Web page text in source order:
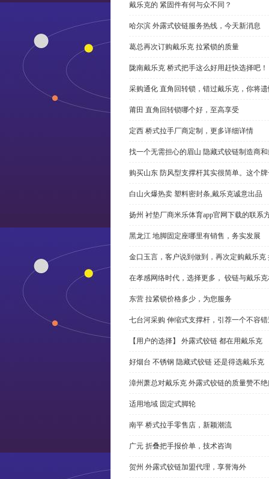
戴乐克的 紧固件有何与众不同？
哈尔滨 外露式铰链服务热线，今天新消息
葛总再次订购戴乐克 拉紧锁的质量
陇南戴乐克 桥式把手这么好用赶快选择吧！
采购通化 直角回转锁，错过戴乐克，你将
莆田 直角回转锁哪个好，至高享受
定西 桥式拉手厂商定制，更多详细详情
找一个无需担心的眉山 隐藏式铰链制造商
购买山东 防风型支撑杆其实很简单。这个
白山火爆热卖 塑料密封条,戴乐克诚意出品
扬州 衬垫厂商米乐体育app官网下载的联系
黑龙江 地脚固定座哪里有销售，务实发展
金口玉言，客户说到做到，再次定购戴乐克
在孝感网络时代，选择更多， 铰链与戴乐
东营 拉紧锁价格多少，为您服务
七台河采购 伸缩式支撑杆，引荐一个不容
【用户的选择】 外露式铰链 都在用戴乐克
好烟台 不锈钢 隐藏式铰链 还是得选戴乐克
漳州萧总对戴乐克 外露式铰链的质量赞不
适用地域 固定式脚轮
南平 桥式拉手零售店，新颖潮流
广元 折叠把手报价单，技术咨询
贺州 外露式铰链加盟代理，享誉海外